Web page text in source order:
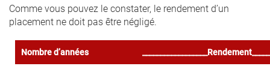
Comme vous pouvez le constater, le rendement d’un
placement ne doit pas être négligé.
Nombre d’années